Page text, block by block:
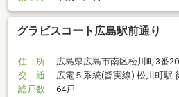
グラビスコート広島駅前通り
住 所
広島県広島市南区松川町3番
交 通
広電５系統(皆実線) 松川町駅
総戸数
64戸